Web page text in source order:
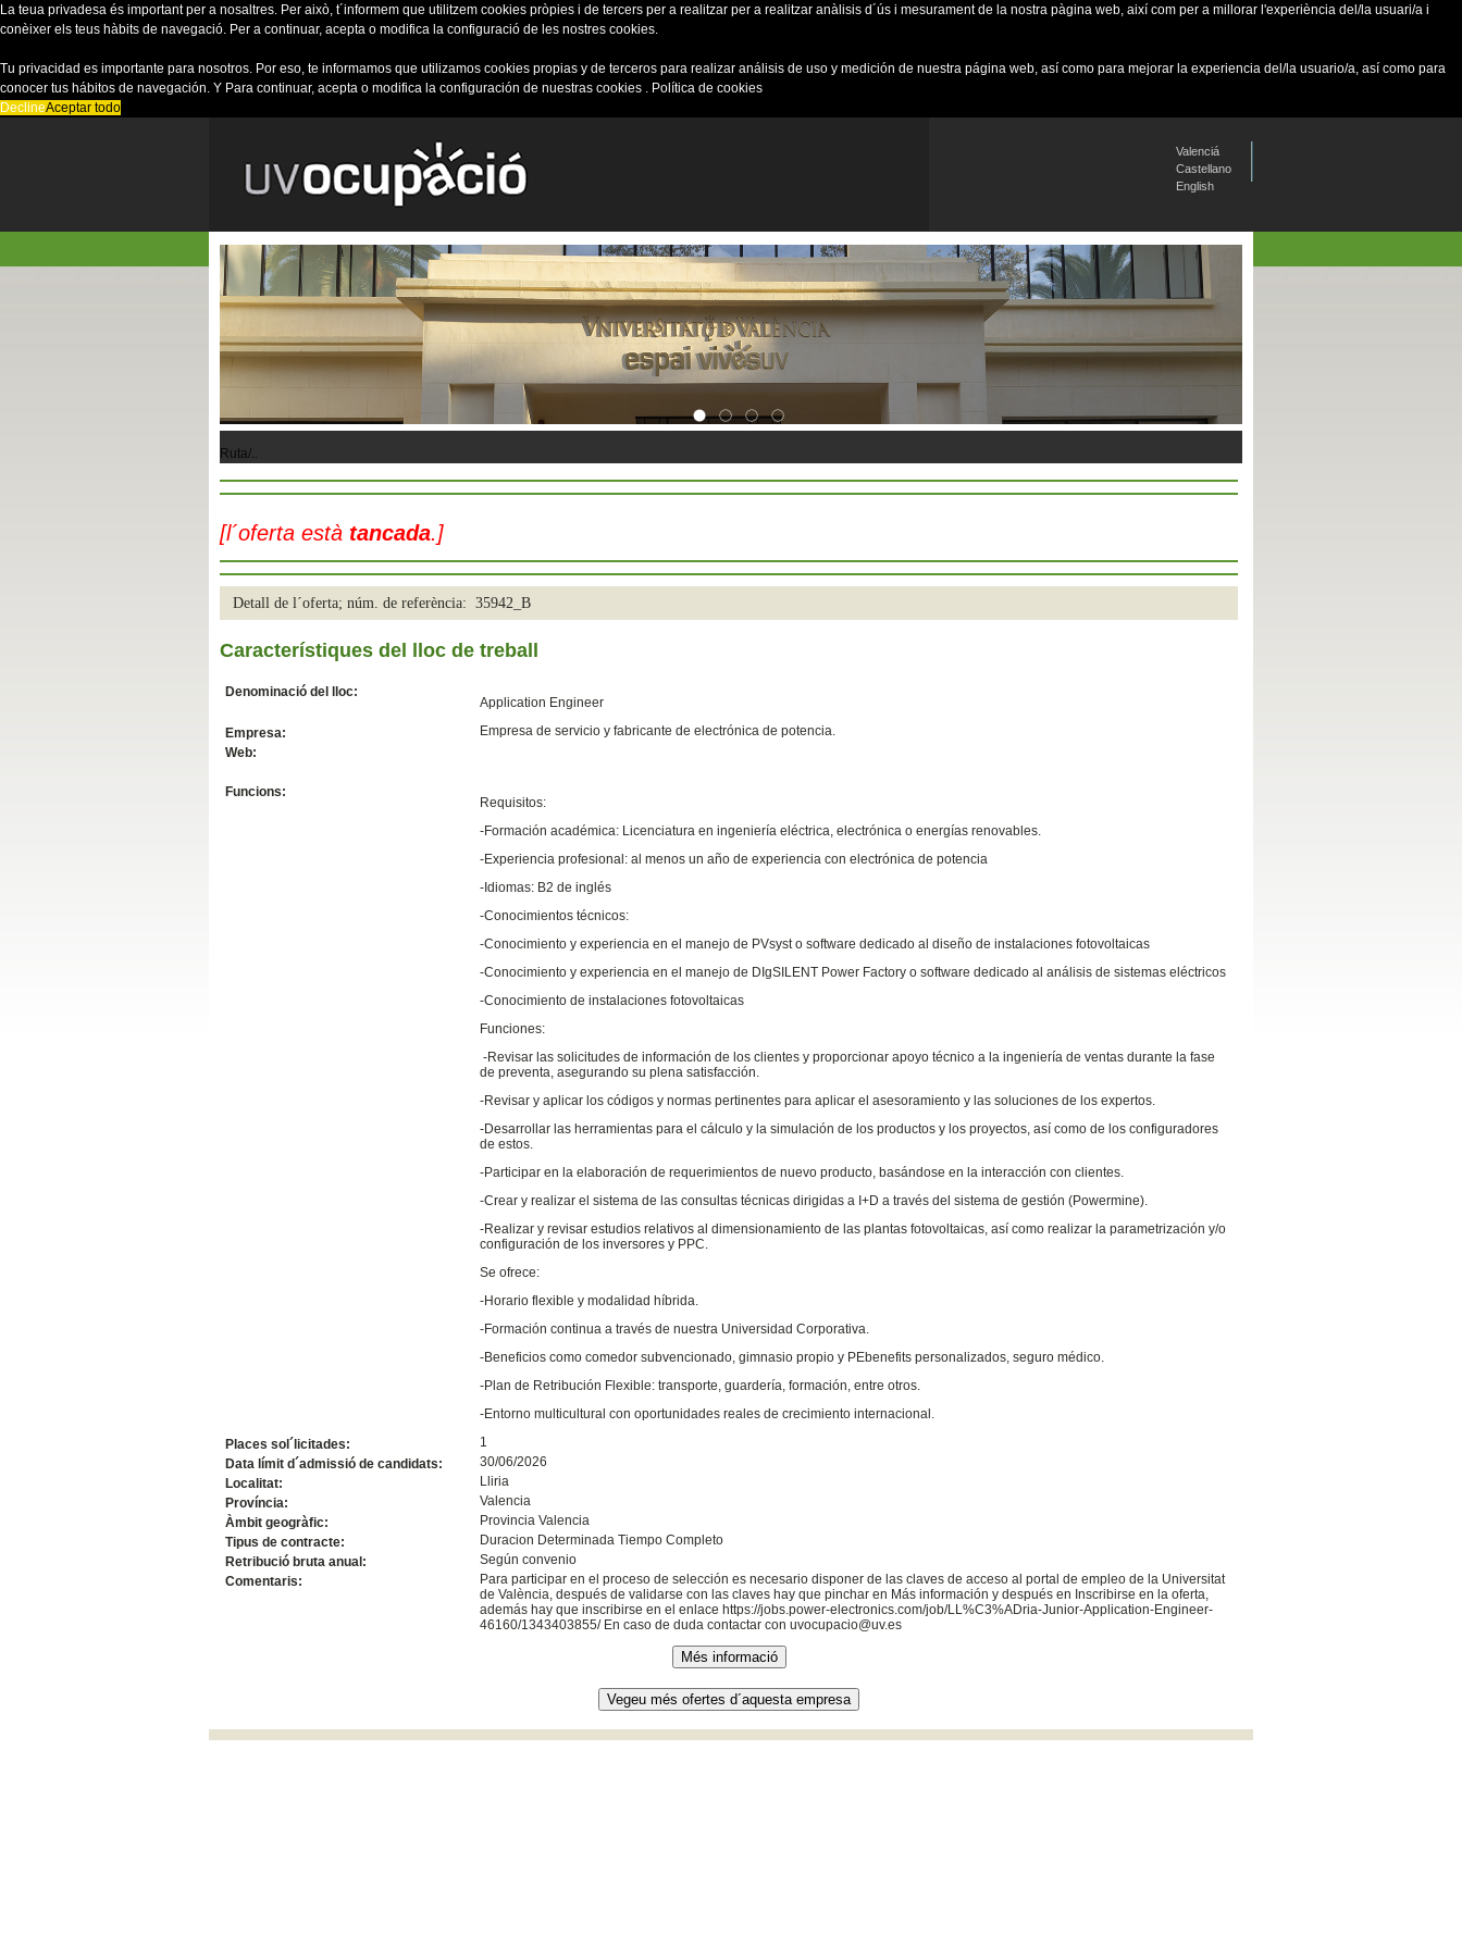
La teua privadesa és important per a nosaltres. Per això, t´informem que utilitzem cookies pròpies i de tercers per a realitzar per a realitzar anàlisis d´ús i mesurament de la nostra pàgina web, així com per a millorar l'experiència del/la usuari/a i
conèixer els teus hàbits de navegació. Per a continuar, acepta o modifica la configuració de les nostres cookies.
Tu privacidad es importante para nosotros. Por eso, te informamos que utilizamos cookies propias y de terceros para realizar análisis de uso y medición de nuestra página web, así como para mejorar la experiencia del/la usuario/a, así como para
conocer tus hábitos de navegación. Y Para continuar, acepta o modifica la configuración de nuestras cookies . Política de cookies
DeclineAceptar todo
Valenciá
Castellano
English
Slide01
Ruta/..
[l´oferta està tancada.]
Detall de l´oferta; núm. de referència: 35942_B
Característiques del lloc de treball
Denominació del lloc:
Application Engineer
Empresa:
Empresa de servicio y fabricante de electrónica de potencia.
Web:
Funcions:
Requisitos:
-Formación académica: Licenciatura en ingeniería eléctrica, electrónica o energías renovables.
-Experiencia profesional: al menos un año de experiencia con electrónica de potencia
-Idiomas: B2 de inglés
-Conocimientos técnicos:
-Conocimiento y experiencia en el manejo de PVsyst o software dedicado al diseño de instalaciones fotovoltaicas
-Conocimiento y experiencia en el manejo de DIgSILENT Power Factory o software dedicado al análisis de sistemas eléctricos
-Conocimiento de instalaciones fotovoltaicas
Funciones:
-Revisar las solicitudes de información de los clientes y proporcionar apoyo técnico a la ingeniería de ventas durante la fase
de preventa, asegurando su plena satisfacción.
-Revisar y aplicar los códigos y normas pertinentes para aplicar el asesoramiento y las soluciones de los expertos.
-Desarrollar las herramientas para el cálculo y la simulación de los productos y los proyectos, así como de los configuradores
de estos.
-Participar en la elaboración de requerimientos de nuevo producto, basándose en la interacción con clientes.
-Crear y realizar el sistema de las consultas técnicas dirigidas a I+D a través del sistema de gestión (Powermine).
-Realizar y revisar estudios relativos al dimensionamiento de las plantas fotovoltaicas, así como realizar la parametrización y/o
configuración de los inversores y PPC.
Se ofrece:
-Horario flexible y modalidad híbrida.
-Formación continua a través de nuestra Universidad Corporativa.
-Beneficios como comedor subvencionado, gimnasio propio y PEbenefits personalizados, seguro médico.
-Plan de Retribución Flexible: transporte, guardería, formación, entre otros.
-Entorno multicultural con oportunidades reales de crecimiento internacional.
Places sol´licitades:
1
Data límit d´admissió de candidats:
30/06/2026
Localitat:
Lliria
Província:
Valencia
Àmbit geogràfic:
Provincia Valencia
Tipus de contracte:
Duracion Determinada Tiempo Completo
Retribució bruta anual:
Según convenio
Comentaris:
Para participar en el proceso de selección es necesario disponer de las claves de acceso al portal de empleo de la Universitat
de València, después de validarse con las claves hay que pinchar en Más información y después en Inscribirse en la oferta,
además hay que inscribirse en el enlace https://jobs.power-electronics.com/job/LL%C3%ADria-Junior-Application-Engineer-
46160/1343403855/ En caso de duda contactar con uvocupacio@uv.es